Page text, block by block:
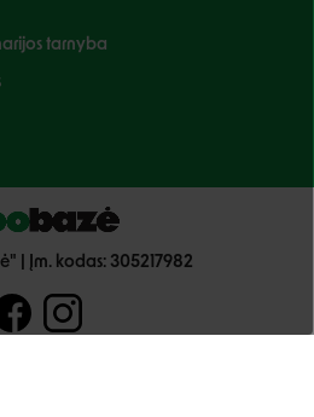
tarnyba
| Įm. kodas: 305217982